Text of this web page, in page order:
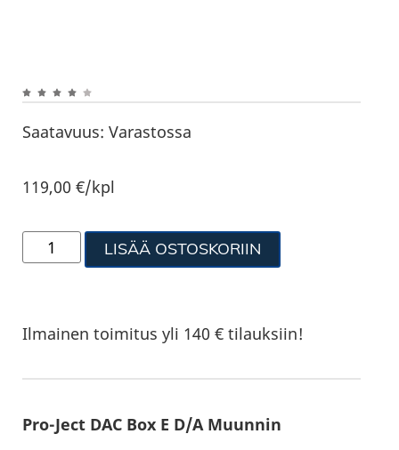
Saatavuus: Varastossa
119,00€/kpl
LISÄÄ OSTOSKORIIN
Ilmainen toimitus yli 140 € tilauksiin!
Pro-Ject DAC Box E D/A Muunnin